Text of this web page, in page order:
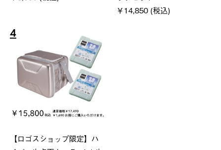
￥14,850 (税込)
4
【ロゴスショップ限定】ハ